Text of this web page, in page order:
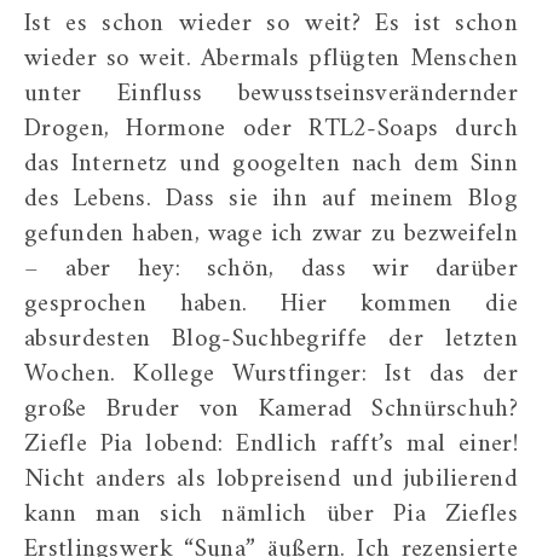
Ist es schon wieder so weit? Es ist schon
wieder so weit. Abermals pflügten Menschen
unter Einfluss bewusstseinsverändernder
Drogen, Hormone oder RTL2-Soaps durch
das Internetz und googelten nach dem Sinn
des Lebens. Dass sie ihn auf meinem Blog
gefunden haben, wage ich zwar zu bezweifeln
– aber hey: schön, dass wir darüber
gesprochen haben. Hier kommen die
absurdesten Blog-Suchbegriffe der letzten
Wochen. Kollege Wurstfinger: Ist das der
große Bruder von Kamerad Schnürschuh?
Ziefle Pia lobend: Endlich rafft’s mal einer!
Nicht anders als lobpreisend und jubilierend
kann man sich nämlich über Pia Ziefles